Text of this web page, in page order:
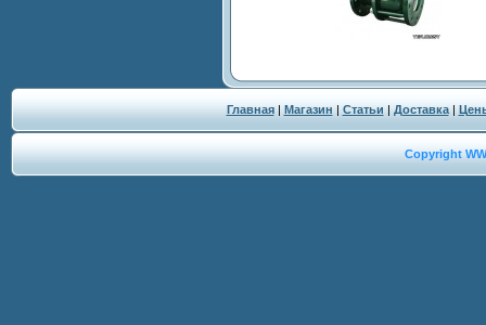
Главная| Магазин | Статьи | Доставка|
Copyright